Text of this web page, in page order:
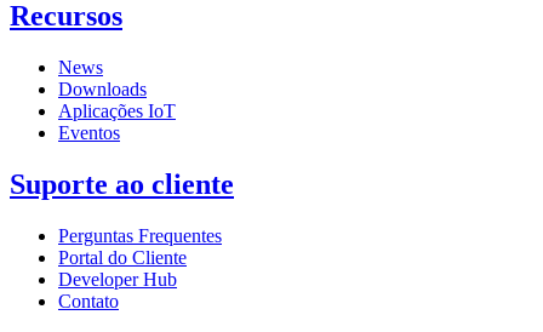
Recursos
News
Downloads
Aplicações IoT
Eventos
Suporte ao cliente
Perguntas Frequentes
Portal do Cliente
Developer Hub
Contato